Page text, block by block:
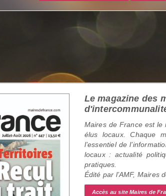
Le magazine des
Maires de France est le
élus locaux. Chaque
l’essentiel de
locaux : actualité
pratiques.
Édité par l’AMF, Maires
Accès au site Maires de